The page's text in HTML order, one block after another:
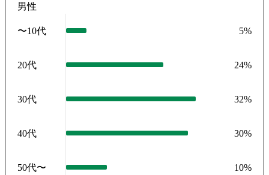
男性
〜10代 5%
20代 24%
30代 32%
40代 30%
50代〜 10%